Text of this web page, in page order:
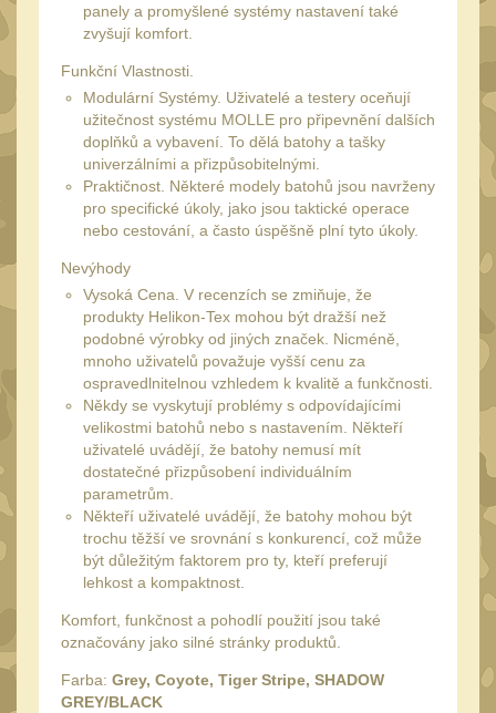
Schmidt&Bender3
Sightmark 19
Vector Optics 5
ČIŠTĚNÍ A ÚDRŽBA
Čištění 39
AR1514
AK47 10
10
.223 (5.56mm)9
.243 .260 (6.5mm)
.270 .280 (7mm) 8
.30 .308 (7.62mm)
12GA, 20GA
.40 .41 11
.357 .38 (9mm) 12
19119
panely a promyšlené systémy nastavení také
zvyšují komfort.
Funkční Vlastnosti.
Modulární Systémy. Uživatelé a testery oceňují
užitečnost systému MOLLE pro připevnění dalších
doplňků a vybavení. To dělá batohy a tašky
univerzálními a přizpůsobitelnými.
Praktičnost. Některé modely batohů jsou navrženy
pro specifické úkoly, jako jsou taktické operace
nebo cestování, a často úspěšně plní tyto úkoly.
Nevýhody
Vysoká Cena. V recenzích se zmiňuje, že
produkty Helikon-Tex mohou být dražší než
podobné výrobky od jiných značek. Nicméně,
mnoho uživatelů považuje vyšší cenu za
ospravedlnitelnou vzhledem k kvalitě a funkčnosti.
Někdy se vyskytují problémy s odpovídajícími
velikostmi batohů nebo s nastavením. Někteří
uživatelé uvádějí, že batohy nemusí mít
dostatečné přizpůsobení individuálním
parametrům.
Někteří uživatelé uvádějí, že batohy mohou být
trochu těžší ve srovnání s konkurencí, což může
být důležitým faktorem pro ty, kteří preferují
lehkost a kompaktnost.
Komfort, funkčnost a pohodlí použití jsou také
označovány jako silné stránky produktů.
Farba: Grey, Coyote, Tiger Stripe, SHADOW
GREY/BLACK